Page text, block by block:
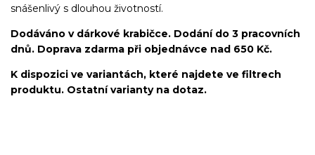
snášenlivý s dlouhou životností.
Dodáváno v dárkové krabičce. Dodání do 3 pracovních
dnů. Doprava zdarma při objednávce nad 650 Kč.
K dispozici ve variantách, které najdete ve filtrech
produktu. Ostatní varianty na dotaz.